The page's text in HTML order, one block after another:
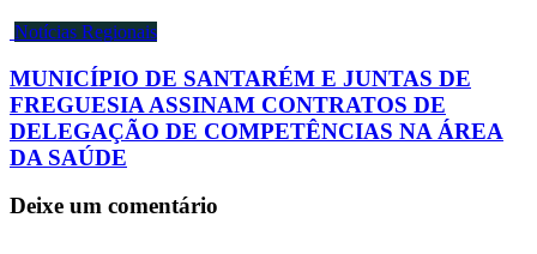
Notícias Regionais
MUNICÍPIO DE SANTARÉM E JUNTAS DE
FREGUESIA ASSINAM CONTRATOS DE
DELEGAÇÃO DE COMPETÊNCIAS NA ÁREA
DA SAÚDE
Deixe um comentário